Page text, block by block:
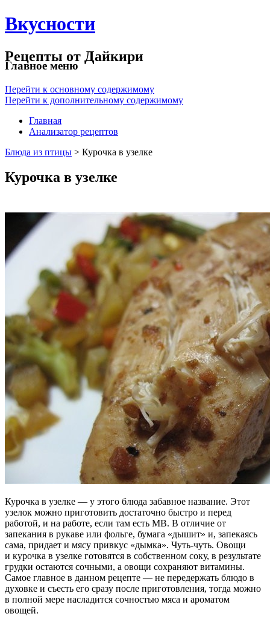
Вкусности
Рецепты от Дайкири
Главное меню
Перейти к основному содержимому
Перейти к дополнительному содержимому
Главная
Анализатор рецептов
Блюда из птицы > Курочка в узелке
Курочка в узелке
Курочка в узелке — у этого блюда забавное название. Этот
узелок можно приготовить достаточно быстро и перед
работой, и на работе, если там есть МВ. В отличие от
запекания в рукаве или фольге, бумага «дышит» и, запекаясь
сама, придает и мясу привкус «дымка». Чуть-чуть. Овощи
и курочка в узелке готовятся в собственном соку, в результате
грудки остаются сочными, а овощи сохраняют витамины.
Самое главное в данном рецепте — не передержать блюдо в
духовке и съесть его сразу после приготовления, тогда можно
в полной мере насладится сочностью мяса и ароматом
овощей.